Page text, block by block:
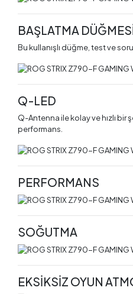
BAŞLATMA
Bu kullanışlı düğme, test ve
Q-LED
Q-Antenna ile kolay ve hızlı
performans.
PERFORMANS
SOĞUTMA
EKSİKSİZ OYUN